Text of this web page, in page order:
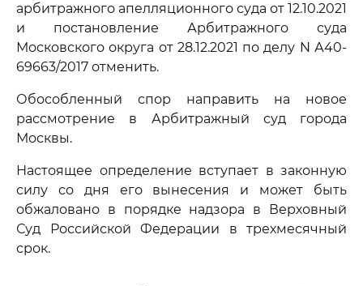
арбитражного апелляционного суда от 12.10.2021
и постановление Арбитражного суда
Московского округа от 28.12.2021 по делу N А40-
69663/2017 отменить.
Обособленный спор направить на новое
рассмотрение в Арбитражный суд города
Москвы.
Настоящее определение вступает в законную
силу со дня его вынесения и может быть
обжаловано в порядке надзора в Верховный
Суд Российской Федерации в трехмесячный
срок.